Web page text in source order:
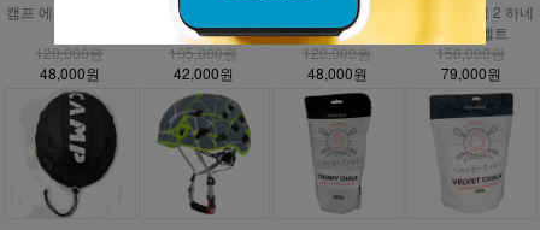
캠프 에너지 CR3 하
120,000원
48,000원
캠프 에너지 하네스
안전벨트
105,000원
42,000원
캠프 에너지 주니어
하네스
120,000원
48,000원
DMM 매버릭 2 하네
스 안전벨트
158,000원
79,000원